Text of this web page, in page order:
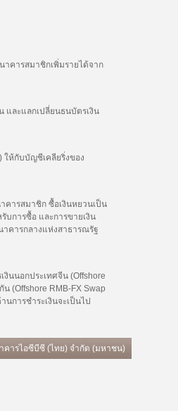
าคารสมาชิกเพิ่มรายได้จาก
และแลกเปลี่ยนธนบัตรเงิน
ให้กับบัญชีเคลียริ่งของ
คารสมาชิก ซื้อเงินหยวนเป็น
บการซื้อ และการขายเงิน
าคารกลางแห่งสาธารณรัฐ
นนอกประเทศจีน (Offshore
(Offshore RMB-FX Swap
การชำระเงินจะเป็นไป
คารไอซีบีซี (ไทย) จำกัด (มหาชน)